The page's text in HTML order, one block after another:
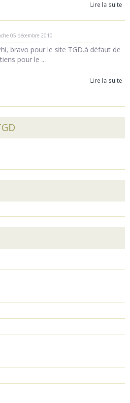
Lire la suite
05 décembre 2010
bravo pour le site TGD.à défaut de
pour le ...
Lire la suite